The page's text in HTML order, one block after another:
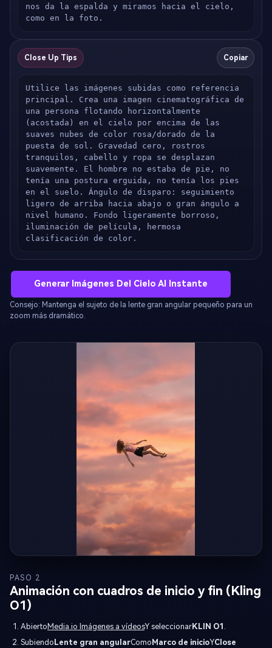
nos da la espalda y miramos hacia el cielo,
como en la foto.
Close Up Tips Copiar
Utilice las imágenes subidas como referencia
principal. Crea una imagen cinematográfica de
una persona flotando horizontalmente
(acostada) en el cielo por encima de las
suaves nubes de color rosa/dorado de la
puesta de sol. Gravedad cero, rostros
tranquilos, cabello y ropa se desplazan
suavemente. El hombre no estaba de pie, no
tenía una postura erguida, no tenía los pies
en el suelo. Ángulo de disparo: seguimiento
ligero de arriba hacia abajo o gran ángulo a
nivel humano. Fondo ligeramente borroso,
iluminación de película, hermosa
clasificación de color.
Generar Imágenes Del Cielo Al Instante
Consejo: Mantenga el sujeto de la lente gran angular pequeño para un
zoom más dramático.
PASO 2
Animación con cuadros de inicio y fin (Kling
O1)
AbiertoMedia.io Imágenes a vídeosY seleccionarKLIN O1
SubiendoLente gran angularComoMarco de inicioYClose